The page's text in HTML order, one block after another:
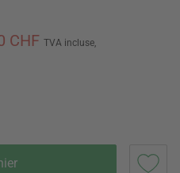
CHF TVA incluse,